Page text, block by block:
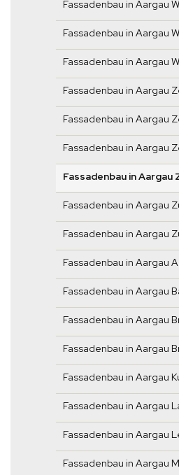
Fassadenbau in Aargau
Fassadenbau in Aargau
Fassadenbau in Aargau
Fassadenbau in Aargau
Fassadenbau in Aargau
Fassadenbau in Aargau
Fassadenbau in Aargau
Fassadenbau in Aargau
Fassadenbau in Aargau
Fassadenbau in Aargau
Fassadenbau in Aargau
Fassadenbau in Aargau
Fassadenbau in Aargau
Fassadenbau in Aargau
Fassadenbau in Aargau
Fassadenbau in Aargau
Fassadenbau in Aargau